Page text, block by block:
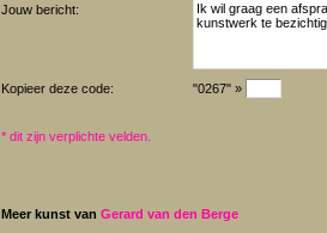
Jouw bericht:
Kopieer deze code: "0267" »
* dit zijn verplichte velden.
Meer kunst van Gerard van den Berge